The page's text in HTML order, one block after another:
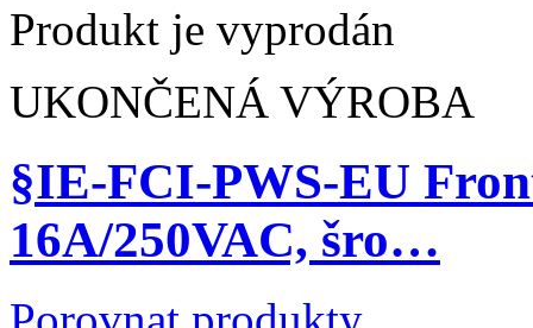
Produkt je vyprodán
UKONČENÁ VÝROBA
§IE-FCI-PWS-EU
16A/250VAC, šro…